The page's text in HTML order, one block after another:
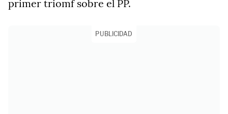
primer triomf sobre el PP.
PUBLICIDAD